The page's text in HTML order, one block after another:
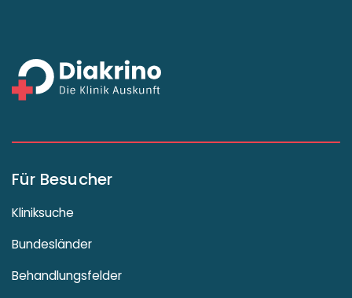
Für Besucher
Kliniksuche
Bundesländer
Behandlungsfelder